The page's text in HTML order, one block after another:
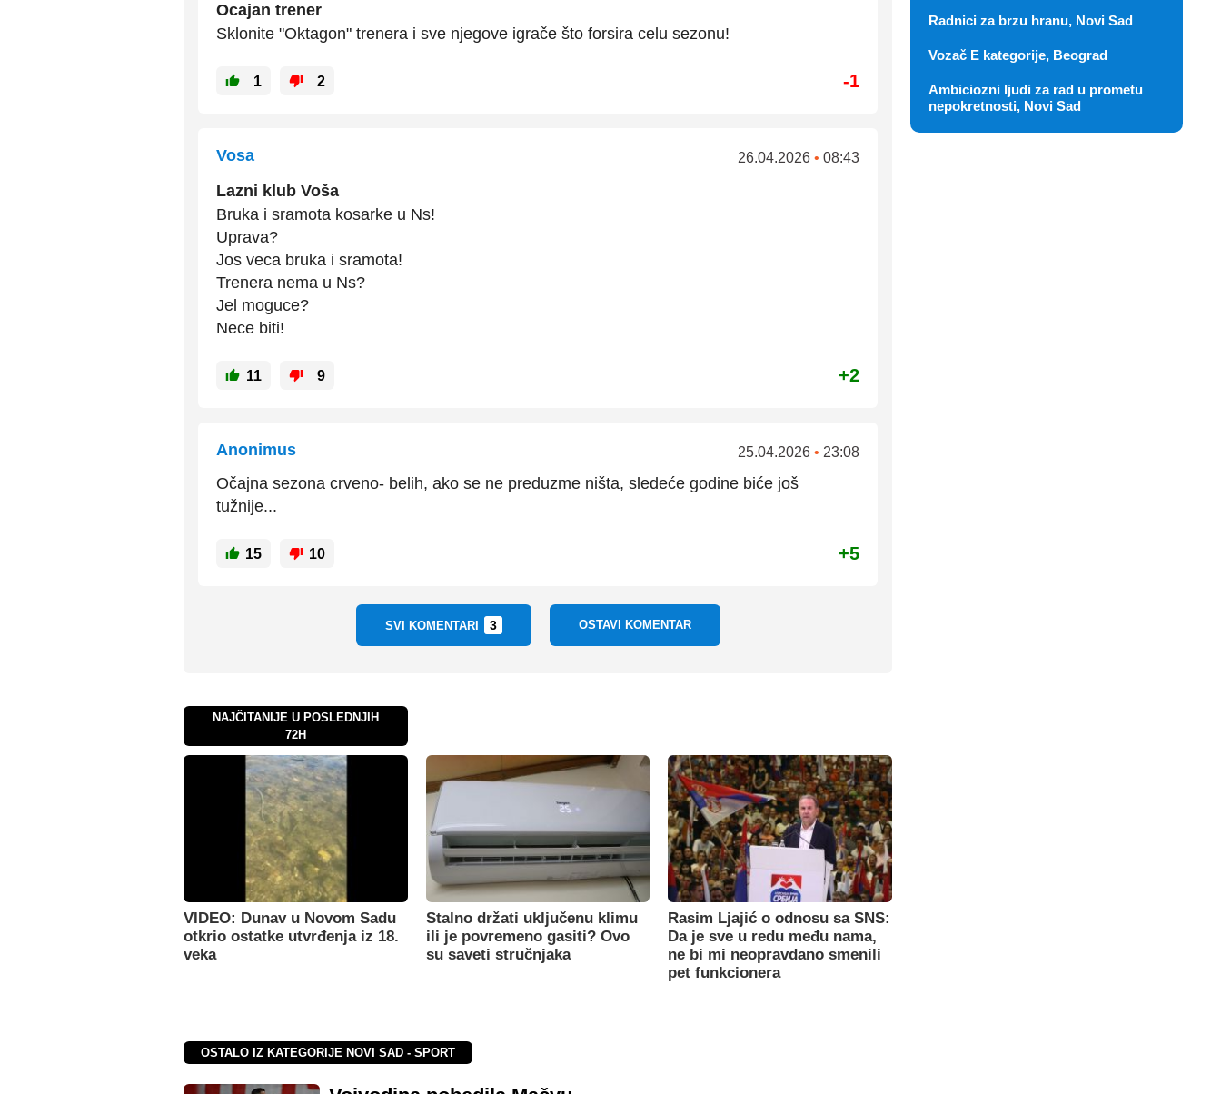
Ocajan trener
Sklonite "Oktagon" trenera i sve njegove igrače što forsira celu sezonu!
1 2 -1
Vosa 26.04.2026 • 08:43
Lazni klub Voša
Bruka i sramota kosarke u Ns!
Uprava?
Jos veca bruka i sramota!
Trenera nema u Ns?
Jel moguce?
Nece biti!
11 9 +2
Anonimus 25.04.2026 • 23:08
Očajna sezona crveno- belih, ako se ne preduzme ništa, sledeće godine biće još
tužnije...
15 10 +5
SVI KOMENTARI 3 OSTAVI KOMENTAR
NAJČITANIJE U POSLEDNJIH
72H
VIDEO: Dunav u Novom Sadu
otkrio ostatke utvrđenja iz 18.
veka
Stalno držati uključenu klimu
ili je povremeno gasiti? Ovo
su saveti stručnjaka
Rasim Ljajić o odnosu sa SNS:
Da je sve u redu među nama,
ne bi mi neopravdano smenili
pet funkcionera
OSTALO IZ KATEGORIJE NOVI SAD - SPORT
Radnici za brzu hranu, Novi Sad
Vozač E kategorije, Beograd
Ambiciozni ljudi za rad u prometu
nepokretnosti, Novi Sad